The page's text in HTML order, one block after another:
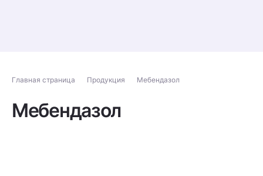
Главная страница Продукция Мебендазол
Мебендазол